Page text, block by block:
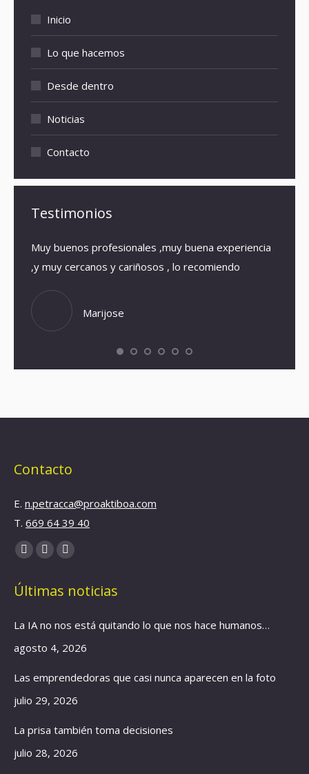
Inicio
Lo que hacemos
Desde dentro
Noticias
Contacto
Testimonios
Muy buenos profesionales ,muy buena experiencia
,y muy cercanos y cariñosos , lo recomiendo
Marijose
Contacto
E. n.petracca@proaktiboa.com
T. 669 64 39 40
Find us on:
YouTube
opens
new
window
Linkedin
opens
new
window
Instagram
opens
new
window
Últimas noticias
La IA no nos está quitando lo que nos hace humanos…
agosto 4, 2026
Las emprendedoras que casi nunca aparecen en la foto
julio 29, 2026
La prisa también toma decisiones
julio 28, 2026